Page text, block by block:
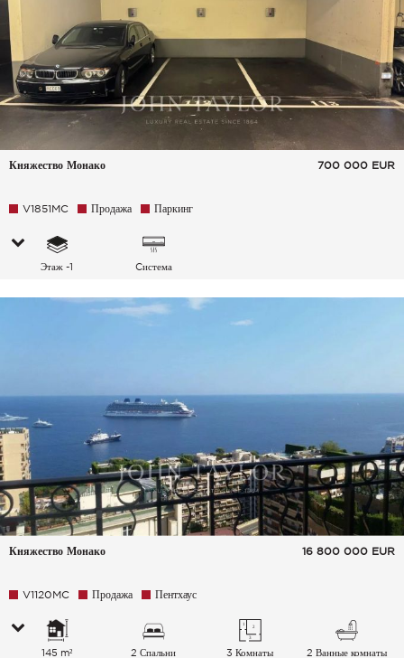
Княжество Монако 700 000 EUR
V1851MC Продажа Паркинг
Этаж -1
Cистема
воздуха
Княжество Монако 16 800 000 EUR
V1120MC Продажа Пентхаус
145 m² 2 Спальни 3 Комнаты 2 Ванные комнаты